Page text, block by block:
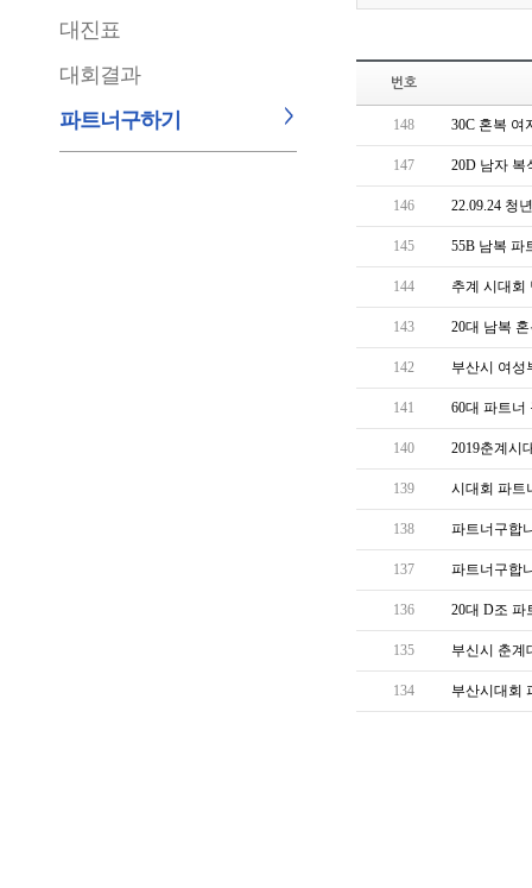
대진표
대회결과
파트너구하기
번호
148 30C 혼복 여
147 20D 남자 복
146 22.09.24 청
145 55B 남복 파
144 추계 시대회
143 20대 남복
142 부산시 여성
141 60대 파트너
140 2019춘계시
139 시대회 파트
138 파트너구합
137 파트너구합
136 20대 D조 파
135 부신시 춘계
134 부산시대회